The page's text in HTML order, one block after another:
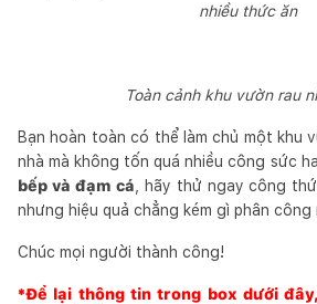
nhiều thức ăn
Toàn cảnh khu vườn rau
Bạn hoàn toàn có thể làm chủ một khu
nhà mà không tốn quá nhiều công sức
bếp và đạm cá , hãy thử ngay công
nhưng hiệu quả chẳng kém gì phân công
Chúc mọi người thành công!
*Để lại thông tin trong box dưới đây,